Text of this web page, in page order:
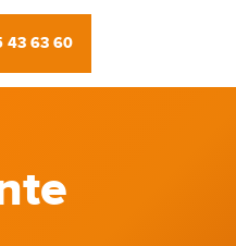
43 63 60